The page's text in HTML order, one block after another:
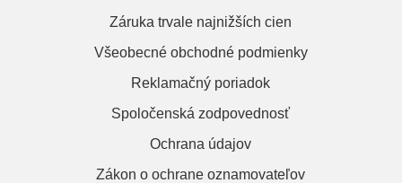
Záruka trvale najnižších cien
Všeobecné obchodné podmienky
Reklamačný poriadok
Spoločenská zodpovednosť
Ochrana údajov
Zákon o ochrane oznamovateľov